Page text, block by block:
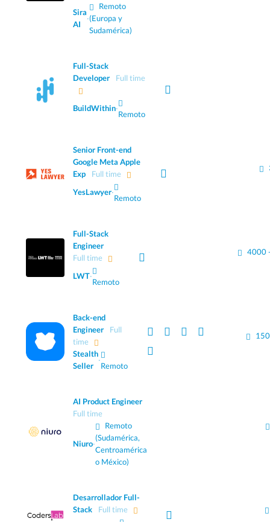
Sira
AI
·
Remoto
(Europa y
Sudamérica)
Full-Stack
Developer
Full time
BuildWithin·
Remoto
Senior Front-end
Google Meta Apple
Exp
Full time
YesLawyer·
Remoto
Full-Stack
Engineer
Full time
LWT·
Remoto
4000
Back-end
Engineer
Full
time
Stealth
Seller
·
Remoto
AI Product Engineer
Full time
Niuro·
Remoto
(Sudamérica,
Centroamérica
o México)
Desarrollador Full-
Stack
Full time